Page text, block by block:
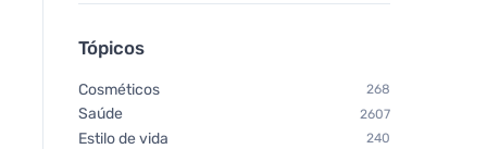
Tópicos
Cosméticos 268
Saúde 2607
Estilo de vida 240